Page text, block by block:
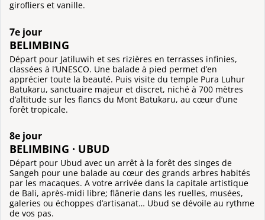
girofliers et vanille.
7e jour
BELIMBING
Départ pour Jatiluwih et ses rizières en terrasses infinies,
classées à l’UNESCO. Une balade à pied permet d’en
apprécier toute la beauté. Puis visite du temple Pura Luhur
Batukaru, sanctuaire majeur et discret, niché à 700 mètres
d’altitude sur les flancs du Mont Batukaru, au cœur d’une
forêt tropicale.
8e jour
BELIMBING · UBUD
Départ pour Ubud avec un arrêt à la forêt des singes de
Sangeh pour une balade au cœur des grands arbres habités
par les macaques. A votre arrivée dans la capitale artistique
de Bali, après-midi libre; flânerie dans les ruelles, musées,
galeries ou échoppes d’artisanat… Ubud se dévoile au rythme
de vos pas.